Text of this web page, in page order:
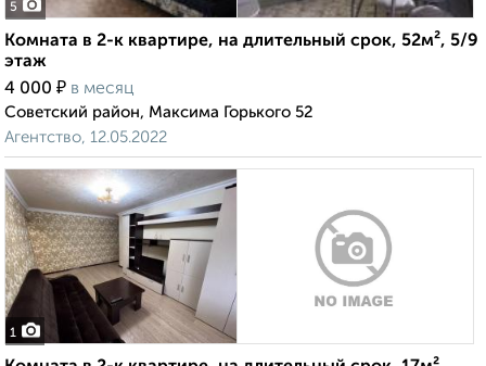
5
Комната в 2-к квартире, на длительный срок, 52м², 5/9
этаж
4 000 ₽ в месяц
Советский район, Максима Горького 52
Агентство, 12.05.2022
1